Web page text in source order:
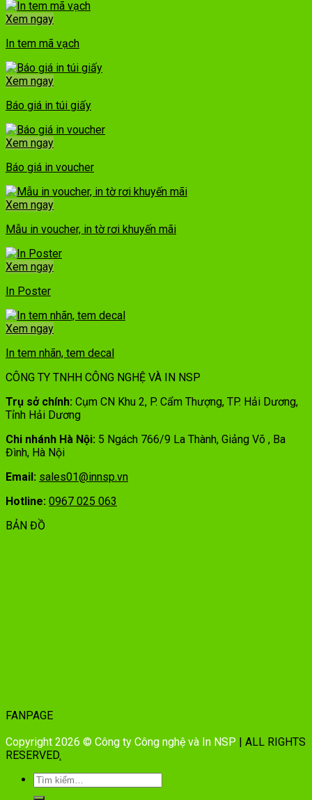
Xem ngay
In tem mã vạch
Xem ngay
Báo giá in túi giấy
Xem ngay
Báo giá in voucher
Xem ngay
Mẫu in voucher, in tờ rơi khuyến mãi
Xem ngay
In Poster
Xem ngay
In tem nhãn, tem decal
CÔNG TY TNHH CÔNG NGHỆ VÀ IN NSP
Trụ sở chính: Cụm CN Khu 2, P. Cẩm Thượng, TP. Hải Dương,
Tỉnh Hải Dương
Chi nhánh Hà Nội: 5 Ngách 766/9 La Thành, Giảng Võ , Ba
Đình, Hà Nội
Email: sales01@innsp.vn
Hotline: 0967 025 063
BẢN ĐỒ
FANPAGE
Copyright 2026 © Công ty Công nghệ và In NSP | ALL RIGHTS
RESERVED.